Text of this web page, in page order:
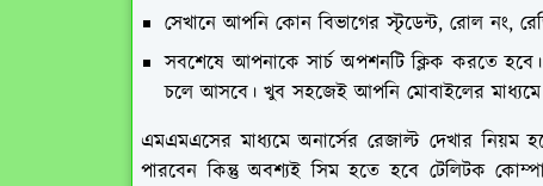
সেখানে আপনি কোন বিভাগের স্টৃডেন্ট, রোল নং,
সবশেষে আপনাকে সার্চ অপশনটি ক্লিক করতে
চলে আসবে। খুব সহজেই আপনি মোবাইলের মাধ্যমে
এমএমএসের মাধ্যমে অনার্সের রেজাল্ট দেখার নিয়ম
পারবেন কিন্তু অবশ্যই সিম হতে হবে টেলিটক